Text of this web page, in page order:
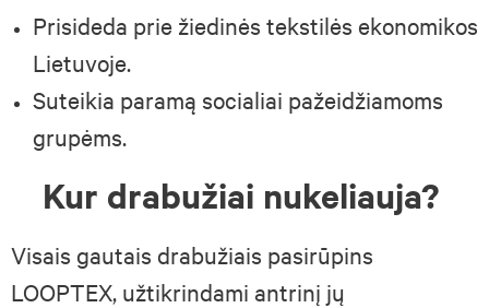
Prisideda prie žiedinės tekstilės ekonomikos
Lietuvoje.
Suteikia paramą socialiai pažeidžiamoms
grupėms.
Kur drabužiai nukeliauja?
Visais gautais drabužiais pasirūpins
LOOPTEX, užtikrindami antrinį jų